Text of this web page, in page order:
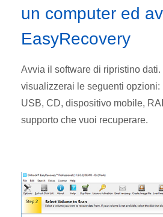
un computer ed
EasyRecovery
Avvia il software di ripristino
visualizzerai le seguenti opzioni:
USB, CD, dispositivo mobile,
supporto che vuoi recuperare.